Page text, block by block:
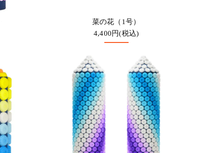
菜の花（1号）
4,400円(税込)